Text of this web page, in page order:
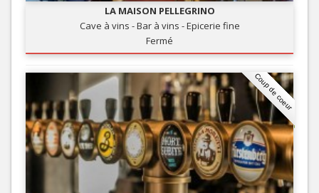
LA MAISON PELLEGRINO
Cave à vins - Bar à vins - Epicerie fine
Fermé
Coup de coeur